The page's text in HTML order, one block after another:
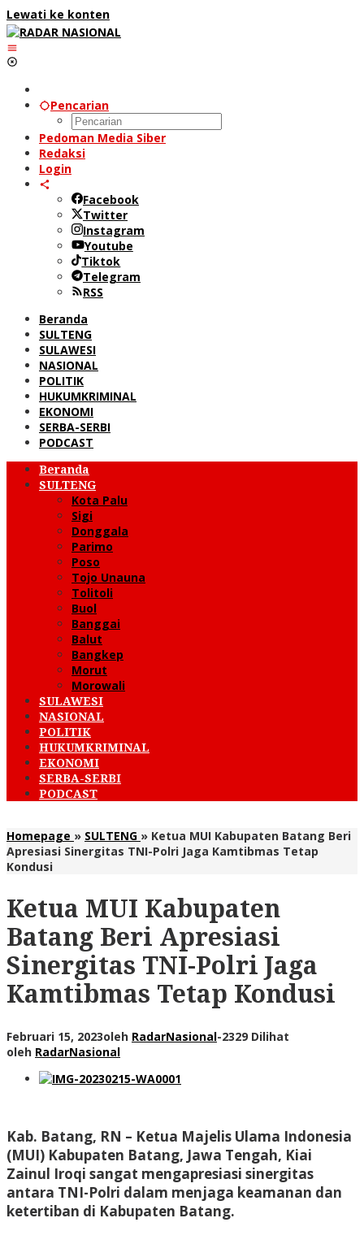
Lewati ke konten
Pencarian
Pedoman Media Siber
Redaksi
Login
Facebook
Twitter
Instagram
Youtube
Tiktok
Telegram
RSS
Beranda
SULTENG
SULAWESI
NASIONAL
POLITIK
HUKUMKRIMINAL
EKONOMI
SERBA-SERBI
PODCAST
Beranda
SULTENG
Kota Palu
Sigi
Donggala
Parimo
Poso
Tojo Unauna
Tolitoli
Buol
Banggai
Balut
Bangkep
Morut
Morowali
SULAWESI
NASIONAL
POLITIK
HUKUMKRIMINAL
EKONOMI
SERBA-SERBI
PODCAST
Homepage » SULTENG » Ketua MUI Kabupaten Batang Beri
Apresiasi Sinergitas TNI-Polri Jaga Kamtibmas Tetap
Kondusi
Ketua MUI Kabupaten
Batang Beri Apresiasi
Sinergitas TNI-Polri Jaga
Kamtibmas Tetap Kondusi
Februari 15, 2023oleh RadarNasional-2329 Dilihat
oleh RadarNasional
Kab. Batang, RN – Ketua Majelis Ulama Indonesia
(MUI) Kabupaten Batang, Jawa Tengah, Kiai
Zainul Iroqi sangat mengapresiasi sinergitas
antara TNI-Polri dalam menjaga keamanan dan
ketertiban di Kabupaten Batang.